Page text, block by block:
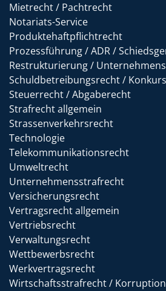
Mietrecht / Pachtrecht
Notariats-Service
Produktehaftpflichtrecht
Prozessführung / ADR /
Restrukturierung /
Schuldbetreibungsrecht /
Steuerrecht / Abgaberecht
Strafrecht allgemein
Strassenverkehrsrecht
Technologie
Telekommunikationsrecht
Umweltrecht
Unternehmensstrafrecht
Versicherungsrecht
Vertragsrecht allgemein
Vertriebsrecht
Verwaltungsrecht
Wettbewerbsrecht
Werkvertragsrecht
Wirtschaftsstrafrecht /